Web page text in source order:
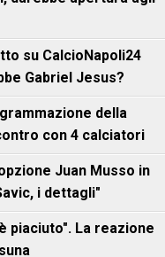
su CalcioNapoli24
Gabriel Jesus?
della
con 4 calciatori
Juan Musso in
i dettagli"
piaciuto". La reazione